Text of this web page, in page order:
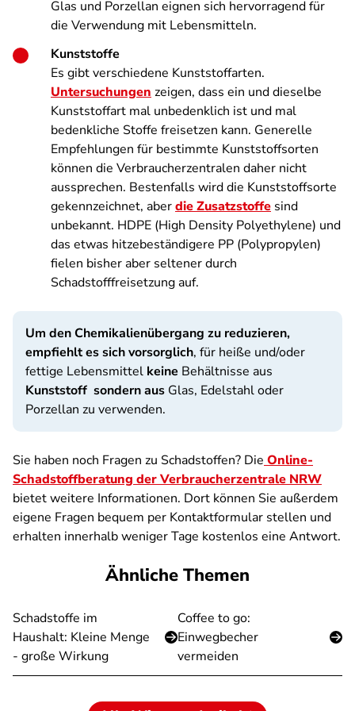
Glas und Porzellan eignen sich hervorragend für
die Verwendung mit Lebensmitteln.
Kunststoffe
Es gibt verschiedene Kunststoffarten.
Untersuchungen zeigen, dass ein und dieselbe
Kunststoffart mal unbedenklich ist und mal
bedenkliche Stoffe freisetzen kann. Generelle
Empfehlungen für bestimmte Kunststoffsorten
können die Verbraucherzentralen daher nicht
aussprechen. Bestenfalls wird die Kunststoffsorte
gekennzeichnet, aberdie Zusatzstoffe sind
unbekannt. HDPE (High Density Polyethylene) und
das etwas hitzebeständigere PP (Polypropylen)
fielen bisher aber seltener durch
Schadstofffreisetzung auf.
Um den Chemikalienübergang zu reduzieren,
empfiehlt es sich vorsorglich, für heiße und/oder
fettige Lebensmittel keine Behältnisse aus
Kunststoff sondern aus Glas, Edelstahl oder
Porzellan zu verwenden.
Sie haben noch Fragen zu Schadstoffen? Die Online-
Schadstoffberatung der Verbraucherzentrale NRW
bietet weitere Informationen. Dort können Sie außerdem
eigene Fragen bequem per Kontaktformular stellen und
erhalten innerhalb weniger Tage kostenlos eine Antwort.
Ähnliche Themen
Schadstoffe im
Haushalt: Kleine Menge
- große Wirkung
Coffee to go:
Einwegbecher
vermeiden